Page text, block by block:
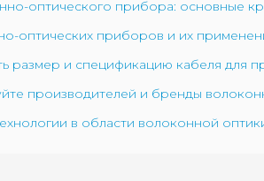
оптического прибора: основные
оптических приборов и их
размер и спецификацию кабеля для
производителей и бренды
в области волоконной